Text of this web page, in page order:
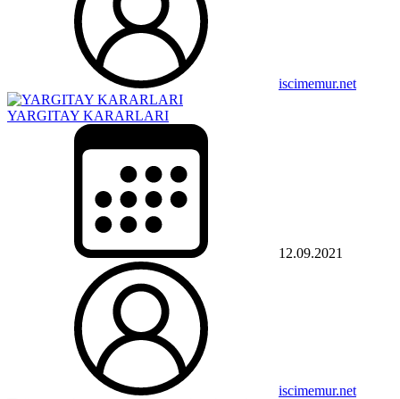
iscimemur.net
YARGITAY KARARLARI
12.09.2021
iscimemur.net